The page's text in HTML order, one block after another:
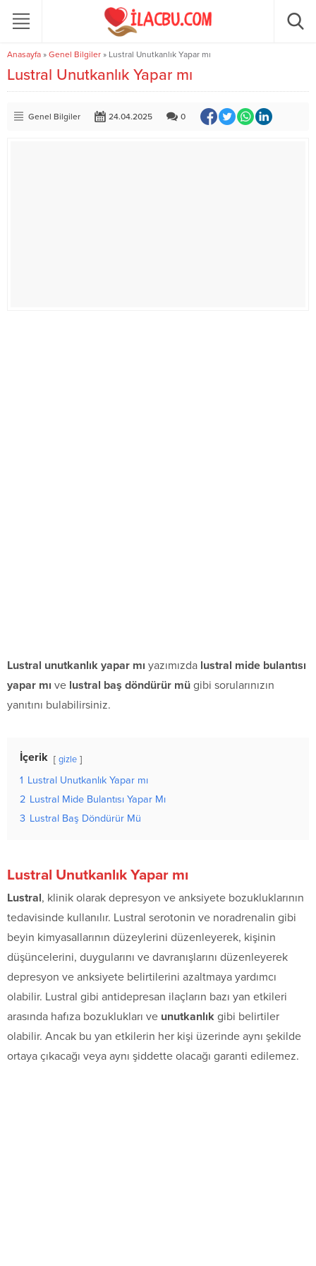
Anasayfa » Genel Bilgiler » Lustral Unutkanlık Yapar mı
Lustral Unutkanlık Yapar mı
Genel Bilgiler 24.04.2025 0
Lustral unutkanlık yapar mı yazımızda lustral mide bulantısı
yapar mı ve lustral baş döndürür mü gibi sorularınızın
yanıtını bulabilirsiniz.
İçerik gizle
1 Lustral Unutkanlık Yapar mı
2 Lustral Mide Bulantısı Yapar Mı
3 Lustral Baş Döndürür Mü
Lustral Unutkanlık Yapar mı
Lustral, klinik olarak depresyon ve anksiyete bozukluklarının
tedavisinde kullanılır. Lustral serotonin ve noradrenalin gibi
beyin kimyasallarının düzeylerini düzenleyerek, kişinin
düşüncelerini, duygularını ve davranışlarını düzenleyerek
depresyon ve anksiyete belirtilerini azaltmaya yardımcı
olabilir. Lustral gibi antidepresan ilaçların bazı yan etkileri
arasında hafıza bozuklukları ve unutkanlık gibi belirtiler
olabilir. Ancak bu yan etkilerin her kişi üzerinde aynı şekilde
ortaya çıkacağı veya aynı şiddette olacağı garanti edilemez.